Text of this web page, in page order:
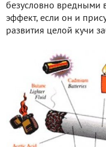
безусловно вредными
эффект, если он и
развития целой кучи